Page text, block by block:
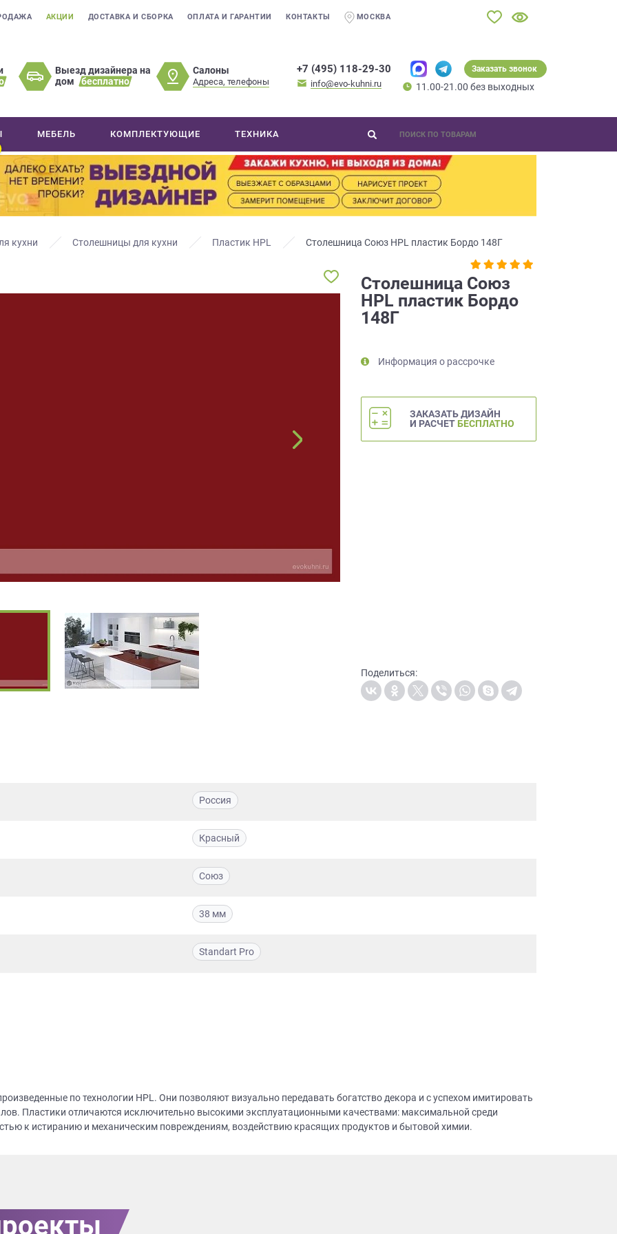
АКЦИИ ДОСТАВКА И СБОРКА ОПЛАТА И ГАРАНТИИ КОНТАКТЫ МОСКВА
Выезд дизайнера на
дом
бесплатно
Салоны
Адреса, телефоны
+7 (495) 118-29-30
info@evo-kuhni.ru
Заказать звонок
11.00-21.00 без выходных
МЕБЕЛЬ КОМПЛЕКТУЮЩИЕ ТЕХНИКА
кухни Столешницы для кухни Пластик HPL Столешница Союз HPL пластик Бордо 148Г
Столешница Союз
HPL пластик Бордо
148Г
Информация о рассрочке
ЗАКАЗАТЬ ДИЗАЙН
И РАСЧЕТ БЕСПЛАТНО
Поделиться:
Россия
Красный
Союз
38 мм
Standart Pro
по технологии HPL. Они позволяют визуально передавать богатство декора и с успехом имитировать
Пластики отличаются исключительно высокими эксплуатационными качествами: максимальной среди
к истиранию и механическим повреждениям, воздействию красящих продуктов и бытовой химии.